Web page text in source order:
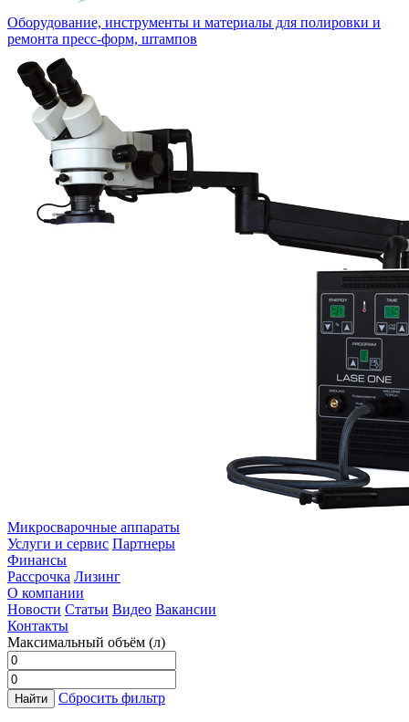
Оборудование, инструменты и материалы для полировки и
ремонта пресс-форм, штампов
Микросварочные аппараты
Услуги и сервис Партнеры
Финансы
Рассрочка Лизинг
О компании
Новости Статьи Видео Вакансии
Контакты
Максимальный объём (л)
Найти Сбросить фильтр